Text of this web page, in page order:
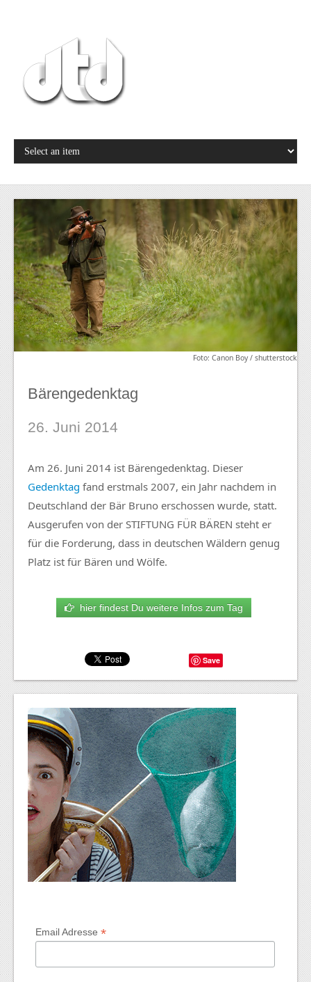
Foto: Canon Boy / shutterstock
Bärengedenktag
26. Juni 2014
Am 26. Juni 2014 ist Bärengedenktag. Dieser
Gedenktag fand erstmals 2007, ein Jahr nachdem in
Deutschland der Bär Bruno erschossen wurde, statt.
Ausgerufen von der STIFTUNG FÜR BÄREN steht er
für die Forderung, dass in deutschen Wäldern genug
Platz ist für Bären und Wölfe.
hier findest Du weitere Infos zum Tag
Save
Email Adresse*